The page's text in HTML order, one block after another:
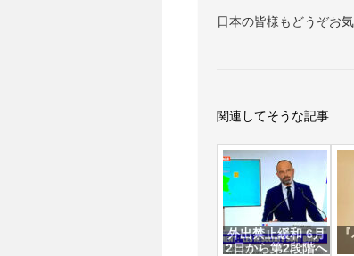
日本の皆様もどうぞお
関連してそうな記事
外出禁止緩和 6月
2日から第2段階へ